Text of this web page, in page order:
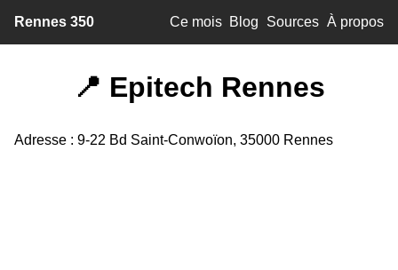
Rennes 350 Ce mois Blog Sources À propos
📍 Epitech Rennes
Adresse : 9-22 Bd Saint-Conwoïon, 35000 Rennes